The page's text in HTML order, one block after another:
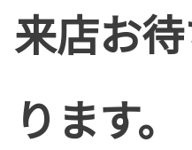
来店お
ります。